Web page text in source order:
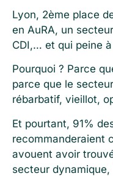
Lyon, 2ème place
en AuRA, un
CDI,… et qui peine
Pourquoi ? Parce
parce que le
rébarbatif, vieillot,
Et pourtant, 91%
recommanderaient
avouent avoir
secteur